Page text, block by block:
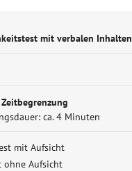
mit verbalen Inhalten
ca. 4 Minuten
mit Aufsicht
ohne Aufsicht